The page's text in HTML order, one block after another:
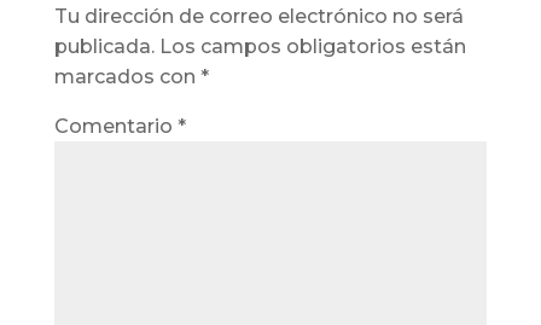
Tu dirección de correo electrónico no será
publicada. Los campos obligatorios están
marcados con *
Comentario *